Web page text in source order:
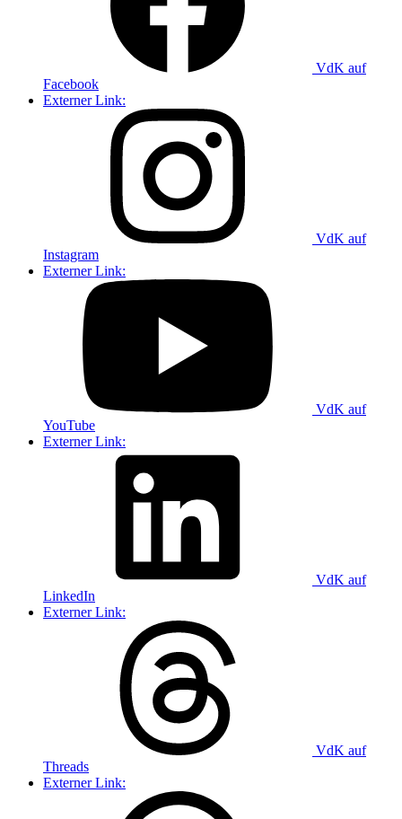
VdK auf
Facebook
Externer Link:
VdK auf
Instagram
Externer Link:
VdK auf
YouTube
Externer Link:
VdK auf
LinkedIn
Externer Link:
VdK auf
Threads
Externer Link: